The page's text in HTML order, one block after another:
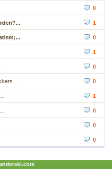
0
1
0
1
0
0
1
0
0
0